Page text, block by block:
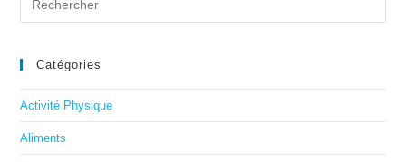
Catégories
Activité Physique
Aliments